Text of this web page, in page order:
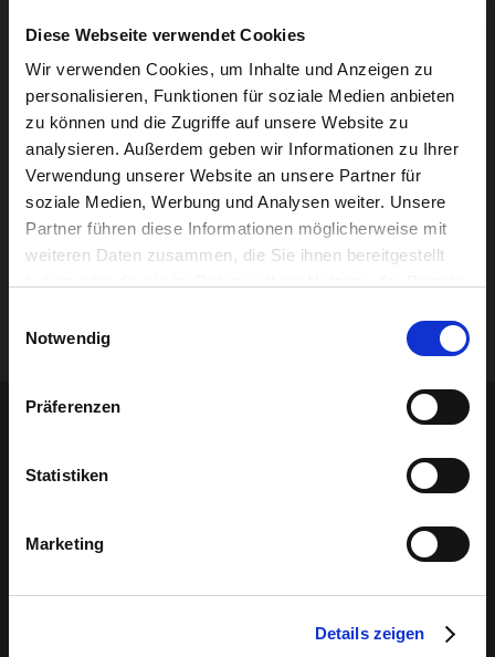
Diese Webseite verwendet Cookies
Wir verwenden Cookies, um Inhalte und Anzeigen zu
personalisieren, Funktionen für soziale Medien anbieten
zu können und die Zugriffe auf unsere Website zu
analysieren. Außerdem geben wir Informationen zu Ihrer
Verwendung unserer Website an unsere Partner für
soziale Medien, Werbung und Analysen weiter. Unsere
Partner führen diese Informationen möglicherweise mit
weiteren Daten zusammen, die Sie ihnen bereitgestellt
Notwendig
Präferenzen
Statistiken
Marketing
Details zeigen
Die Brüsseler Compagnie Chaliwaté wurde 2016 mit
„Jetlag“ für den belgischen „Prix de la Critique“ als
„Bestes Zirkusstück“ nominiert. In ihren Stücken
verbindet sie modernes Bewegungstheater mit Tanz
und Akrobatik und verleiht dem Ganzen stets eine
berührende und humorvolle Note.